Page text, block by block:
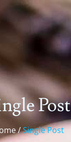
Post
/Single Post